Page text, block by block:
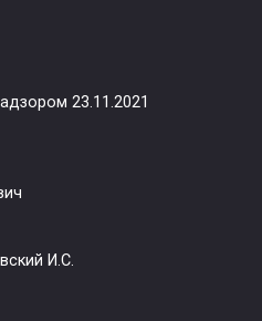
23.11.2021
И.С.